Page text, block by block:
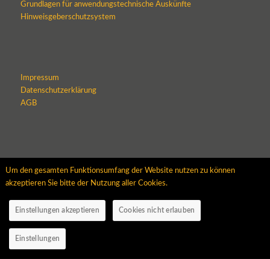
Grundlagen für anwendungstechnische Auskünfte
Hinweisgeberschutzsystem
Impressum
Datenschutzerklärung
AGB
Um den gesamten Funktionsumfang der Website nutzen zu können
akzeptieren Sie bitte der Nutzung aller Cookies.
Einstellungen akzeptieren Cookies nicht erlauben
Einstellungen